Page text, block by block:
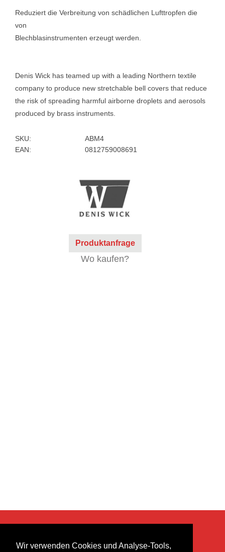
Wir verwenden Cookies und Analyse-Tools,
Reduziert die Verbreitung von schädlichen Lufttropfen die
von
Blechblasinstrumenten erzeugt werden.
Denis Wick has teamed up with a leading Northern textile
company to produce new stretchable bell covers that reduce
the risk of spreading harmful airborne droplets and aerosols
produced by brass instruments.
SKU:
ABM4
EAN:
0812759008691
Produktanfrage
Wo kaufen?
heer musik ag